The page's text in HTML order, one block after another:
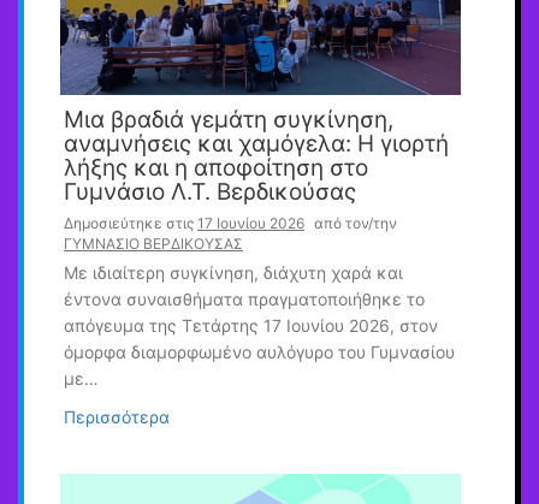
Μια βραδιά γεμάτη συγκίνηση,
αναμνήσεις και χαμόγελα: Η γιορτή
λήξης και η αποφοίτηση στο
Γυμνάσιο Λ.Τ. Βερδικούσας
Δημοσιεύτηκε στις 17 Ιουνίου 2026 από τον/την
ΓΥΜΝΑΣΙΟ ΒΕΡΔΙΚΟΥΣΑΣ
Με ιδιαίτερη συγκίνηση, διάχυτη χαρά και
έντονα συναισθήματα πραγματοποιήθηκε το
απόγευμα της Τετάρτης 17 Ιουνίου 2026, στον
όμορφα διαμορφωμένο αυλόγυρο του Γυμνασίου
με…
Περισσότερα